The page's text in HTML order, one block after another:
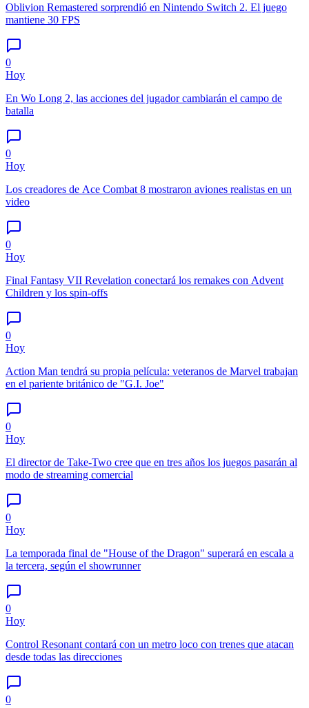
Oblivion Remastered sorprendió en Nintendo Switch 2. El juego
mantiene 30 FPS
0
Hoy
En Wo Long 2, las acciones del jugador cambiarán el campo de
batalla
0
Hoy
Los creadores de Ace Combat 8 mostraron aviones realistas en un
video
0
Hoy
Final Fantasy VII Revelation conectará los remakes con Advent
Children y los spin-offs
0
Hoy
Action Man tendrá su propia película: veteranos de Marvel trabajan
en el pariente británico de "G.I. Joe"
0
Hoy
El director de Take-Two cree que en tres años los juegos pasarán al
modo de streaming comercial
0
Hoy
La temporada final de "House of the Dragon" superará en escala a
la tercera, según el showrunner
0
Hoy
Control Resonant contará con un metro loco con trenes que atacan
desde todas las direcciones
0